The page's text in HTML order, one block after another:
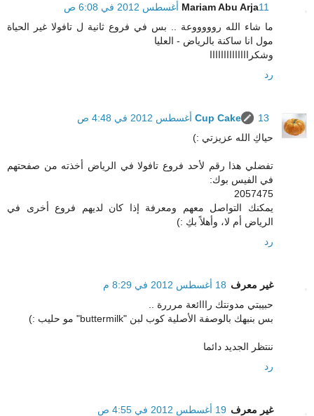
Mariam Abu Arja11 أغسطس 2012 في 6:08 ص
ما شاء الله روووووعة .. بس في فروع ثانية ل تافولا غير الحياة
مول انا ساكنة بالرياض - العليا
وشكراااااااااااااا
رد
Cup Cake
13 أغسطس 2012 في 4:48 ص
حياكِ الله عزيزتي :)
تفضلي هذا رقم لأحد فروع تافولا في الرياض أخذته من صفحتهم
في الفيس بوك:
2057475
يمكنك التواصل معهم ومعرفة إذا كان لديهم فروع أخرى في
الرياض أم لا، وأهلاً بكِ :)
رد
غير معرف 18 أغسطس 2012 في 8:29 م
حبيبتي مدونتك رااائعة مرررة ..
بس بنبهك بالوصفة الأصلية كوب لبن "buttermilk" مو حليب :)
ننتظر الجديد دائما
رد
غير معرف 19 أغسطس 2012 في 4:55 ص